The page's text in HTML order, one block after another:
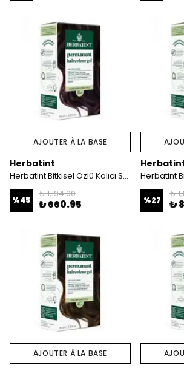
AJOUTER À LA BASE
Herbatint
Herbatint Bitkisel Özlü Kalıcı Saç Boyası | Akaju Kestane (Chatain Acajou 4M) 170 ml
%45
₺ 1,194.00
₺ 660.95 %27
₺
₺
AJOUTER À LA BASE